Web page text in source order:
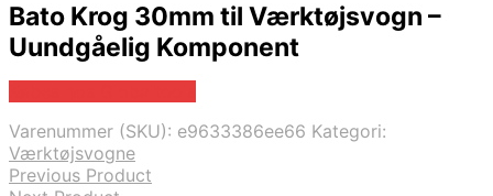
Bato Krog 30mm til Værktøjsvogn –
Uundgåelig Komponent
Varenummer (SKU): e9633386ee66 Kategori:
Værktøjsvogne
Previous Product